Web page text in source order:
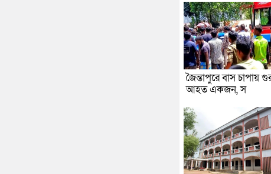
জৈন্তাপুরে বাস চাপায়
আহত একজন, স